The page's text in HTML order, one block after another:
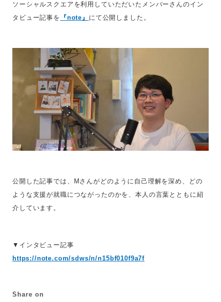
ソーシャルスクエアを利用していただいたメンバーさんのイン
タビュー記事を
『note』 にて公開しました。
公開した記事では、Mさんがどのように自己理解を深め、どの
ような支援が就職につながったのかを、本人の言葉とともに紹
介しています。
▼インタビュー記事
https://note.com/sdws/n/n15bf010f9a7f
Share on